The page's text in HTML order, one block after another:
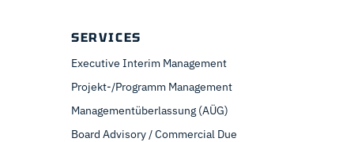
SERVICES
Executive Interim Management
Projekt-/Programm Management
Managementüberlassung (AÜG)
Board Advisory / Commercial Due